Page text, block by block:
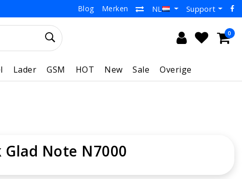
Blog Merken NL Support
0
Lader GSM HOT New Sale Overige
Note N7000